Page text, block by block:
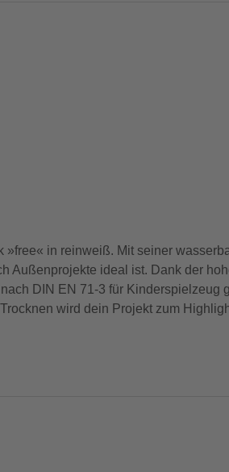
in reinweiß. Mit seiner
Außenprojekte ideal ist. Dank der
DIN EN 71-3 für Kinderspielzeug
wird dein Projekt zum